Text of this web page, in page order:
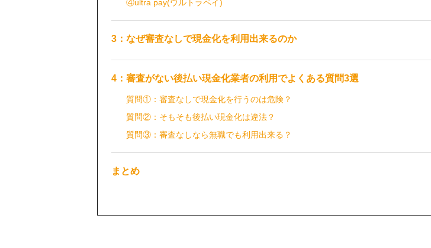
④ultra pay(ウルトラペイ)
3：なぜ審査なしで現金化を利用出来るのか
4：審査がない後払い現金化業者の利用でよくある質問3選
質問①：審査なしで現金化を行うのは危険？
質問②：そもそも後払い現金化は違法？
質問③：審査なしなら無職でも利用出来る？
まとめ